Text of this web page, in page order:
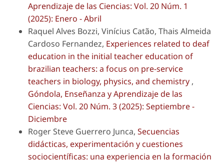
Aprendizaje de las Ciencias: Vol. 20 Núm. 1
(2025): Enero - Abril
Raquel Alves Bozzi, Vinícius Catão, Thais Almeida
Cardoso Fernandez, Experiences related to deaf
education in the initial teacher education of
brazilian teachers: a focus on pre-service
teachers in biology, physics, and chemistry ,
Góndola, Enseñanza y Aprendizaje de las
Ciencias: Vol. 20 Núm. 3 (2025): Septiembre -
Diciembre
Roger Steve Guerrero Junca, Secuencias
didácticas, experimentación y cuestiones
sociocientíficas: una experiencia en la formación